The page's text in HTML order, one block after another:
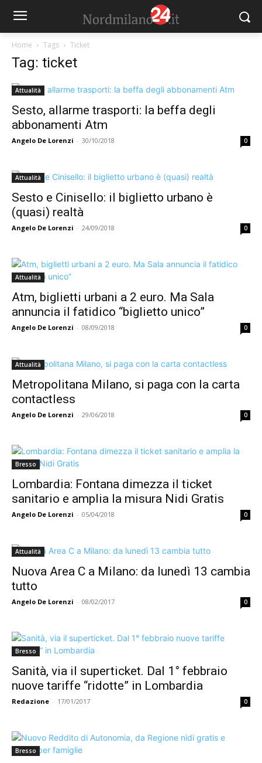
Home Tags Ticket
Tag: ticket
Attualità
Sesto, allarme trasporti: la beffa degli
abbonamenti Atm
Angelo De Lorenzi - 30/10/2018 0
Attualità
Sesto e Cinisello: il biglietto urbano è
(quasi) realtà
Angelo De Lorenzi - 24/09/2018 0
Attualità
Atm, biglietti urbani a 2 euro. Ma Sala
annuncia il fatidico “biglietto unico”
Angelo De Lorenzi - 08/09/2018 0
Attualità
Metropolitana Milano, si paga con la carta
contactless
Angelo De Lorenzi - 29/06/2018 0
Bresso
Lombardia: Fontana dimezza il ticket
sanitario e amplia la misura Nidi Gratis
Angelo De Lorenzi - 05/04/2018 0
Attualità
Nuova Area C a Milano: da lunedì 13 cambia
tutto
Angelo De Lorenzi - 08/02/2017 0
Bresso
Sanità, via il superticket. Dal 1° febbraio
nuove tariffe “ridotte” in Lombardia
Redazione - 17/01/2017 0
Bresso